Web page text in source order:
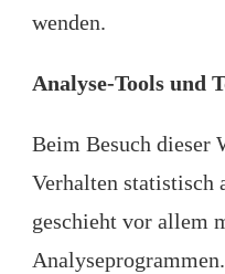
wenden.
Analyse-Tools und
Beim Besuch dieser
Verhalten statistisch
geschieht vor allem
Analyseprogrammen.